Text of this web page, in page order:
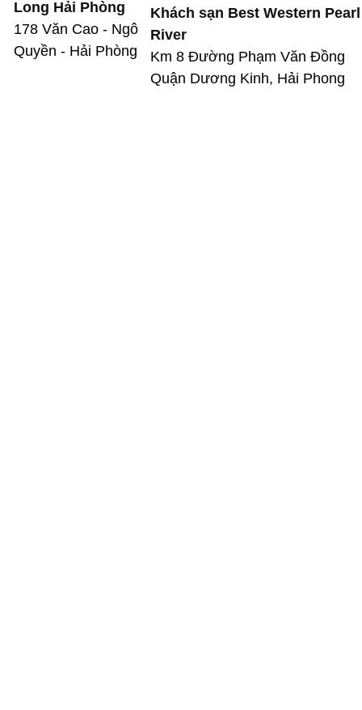
Long Hải Phòng
178 Văn Cao - Ngô
Quyền - Hải Phòng
Khách sạn Best Western Pearl
River
Km 8 Đường Phạm Văn Đồng
Quận Dương Kinh, Hải Phong